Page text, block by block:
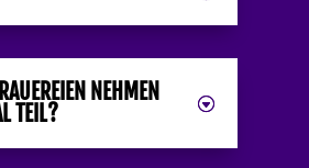
NEHMEN
TEIL?